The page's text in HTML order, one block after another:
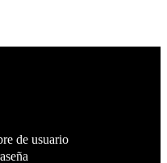
de usuario